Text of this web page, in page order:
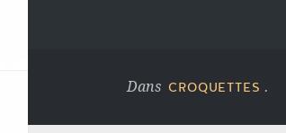
Dans CROQUETTES .